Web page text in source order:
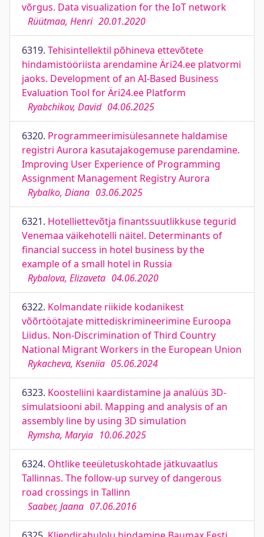
võrgus. Data visualization for the IoT network
Rüütmaa, Henri 20.01.2020
6319. Tehisintellektil põhineva ettevõtete
hindamistööriista arendamine Äri24.ee platvormi
jaoks. Development of an AI-Based Business
Evaluation Tool for Äri24.ee Platform
Ryabchikov, David 04.06.2025
6320. Programmeerimisülesannete haldamise
registri Aurora kasutajakogemuse parendamine.
Improving User Experience of Programming
Assignment Management Registry Aurora
Rybalko, Diana 03.06.2025
6321. Hotelliettevõtja finantssuutlikkuse tegurid
Venemaa väikehotelli näitel. Determinants of
financial success in hotel business by the
example of a small hotel in Russia
Rybalova, Elizaveta 04.06.2020
6322. Kolmandate riikide kodanikest
võõrtöötajate mittediskrimineerimine Euroopa
Liidus. Non-Discrimination of Third Country
National Migrant Workers in the European Union
Rykacheva, Kseniia 05.06.2024
6323. Koosteliini kaardistamine ja analüüs 3D-
simulatsiooni abil. Mapping and analysis of an
assembly line by using 3D simulation
Rymsha, Maryia 10.06.2025
6324. Ohtlike teeületuskohtade jätkuvaatlus
Tallinnas. The follow-up survey of dangerous
road crossings in Tallinn
Saaber, Jaana 07.06.2016